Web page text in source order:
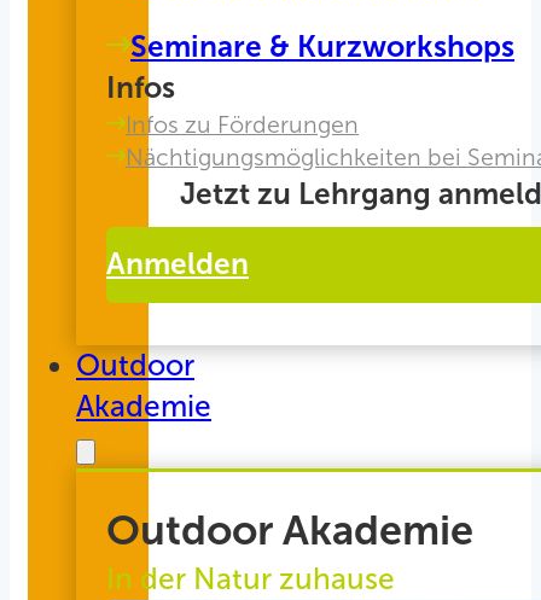
Seminare & Kurzworkshops
Infos
Infos zu Förderungen
Nächtigungsmöglichkeiten bei
Jetzt zu Lehrgang
Anmelden
Outdoor
Akademie
Outdoor Akademie
In der Natur zuhause